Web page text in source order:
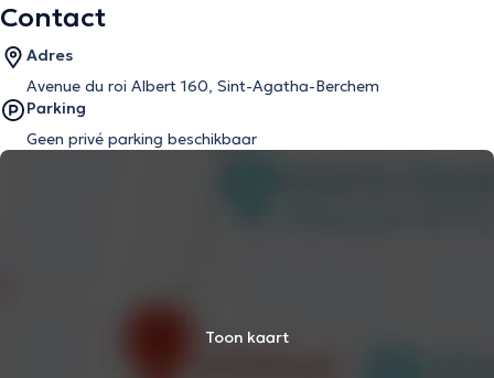
Contact
Adres
Avenue du roi Albert 160, Sint-Agatha-Berchem
Parking
Geen privé parking beschikbaar
Toon kaart